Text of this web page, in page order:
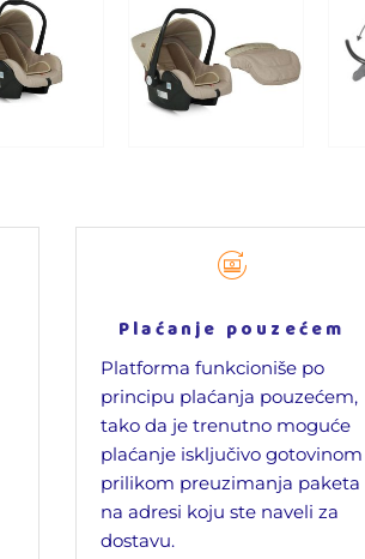
Plaćanje pouzećem
Platforma funkcioniše po
principu plaćanja pouzećem,
tako da je trenutno moguće
plaćanje isključivo gotovinom
prilikom preuzimanja paketa
na adresi koju ste naveli za
dostavu.